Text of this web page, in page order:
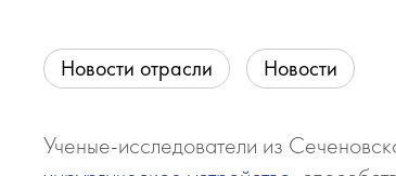
Новости отрасли Новости
Ученые-исследователи из